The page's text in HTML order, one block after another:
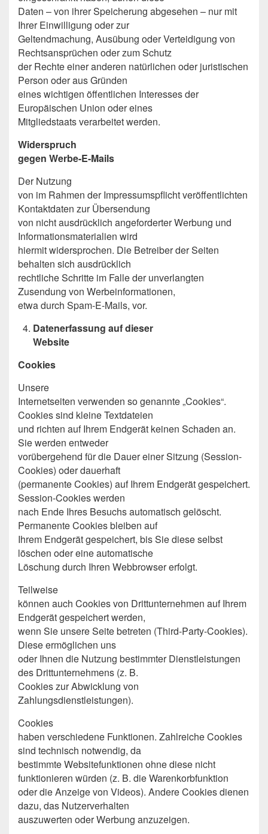
Daten – von ihrer Speicherung abgesehen – nur mit
Ihrer Einwilligung oder zur
Geltendmachung, Ausübung oder Verteidigung von
Rechtsansprüchen oder zum Schutz
der Rechte einer anderen natürlichen oder juristischen
Person oder aus Gründen
eines wichtigen öffentlichen Interesses der
Europäischen Union oder eines
Mitgliedstaats verarbeitet werden.
Widerspruch
gegen Werbe-E-Mails
Der Nutzung
von im Rahmen der Impressumspflicht veröffentlichten
Kontaktdaten zur Übersendung
von nicht ausdrücklich angeforderter Werbung und
Informationsmaterialien wird
hiermit widersprochen. Die Betreiber der Seiten
behalten sich ausdrücklich
rechtliche Schritte im Falle der unverlangten
Zusendung von Werbeinformationen,
etwa durch Spam-E-Mails, vor.
Datenerfassung auf dieser
Website
Cookies
Unsere
Internetseiten verwenden so genannte „Cookies“.
Cookies sind kleine Textdateien
und richten auf Ihrem Endgerät keinen Schaden an.
Sie werden entweder
vorübergehend für die Dauer einer Sitzung (Session-
Cookies) oder dauerhaft
(permanente Cookies) auf Ihrem Endgerät gespeichert.
Session-Cookies werden
nach Ende Ihres Besuchs automatisch gelöscht.
Permanente Cookies bleiben auf
Ihrem Endgerät gespeichert, bis Sie diese selbst
löschen oder eine automatische
Löschung durch Ihren Webbrowser erfolgt.
Teilweise
können auch Cookies von Drittunternehmen auf Ihrem
Endgerät gespeichert werden,
wenn Sie unsere Seite betreten (Third-Party-Cookies).
Diese ermöglichen uns
oder Ihnen die Nutzung bestimmter Dienstleistungen
des Drittunternehmens (z. B.
Cookies zur Abwicklung von
Zahlungsdienstleistungen).
Cookies
haben verschiedene Funktionen. Zahlreiche Cookies
sind technisch notwendig, da
bestimmte Websitefunktionen ohne diese nicht
funktionieren würden (z. B. die Warenkorbfunktion
oder die Anzeige von Videos). Andere Cookies dienen
dazu, das Nutzerverhalten
auszuwerten oder Werbung anzuzeigen.